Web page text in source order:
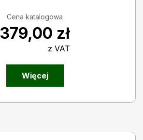
Cena katalogowa
379,00 zł
z VAT
Więcej